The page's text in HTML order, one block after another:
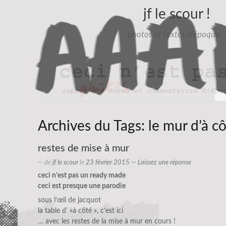
jf le scour !
photos et textes d'époque…
Archives du Tags: le mur d’à
restes de mise à mur
— de jf le scourle 23 février 2015 — Laissez une réponse
ceci n’est pas un ready made
ceci est presque une parodie
sous l’œil de jacquot
la table d' »à côté », c’est ici
… avec les restes de la mise à mur en cours !